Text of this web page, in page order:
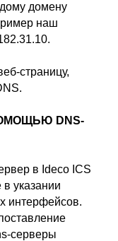
домену
наш
страницу,
DNS-
в Ideco ICS
указании
интерфейсов.
серверы